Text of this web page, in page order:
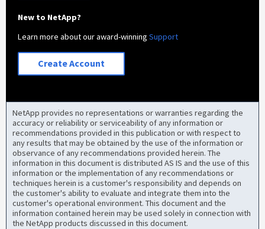
New to NetApp?
Learn more about our award-winningSupport
Create Account
NetApp provides no representations or warranties regarding the
accuracy or reliability or serviceability of any information or
recommendations provided in this publication or with respect to
any results that may be obtained by the use of the information or
observance of any recommendations provided herein. The
information in this document is distributed AS IS and the use of this
information or the implementation of any recommendations or
techniques herein is a customer's responsibility and depends on
the customer's ability to evaluate and integrate them into the
customer's operational environment. This document and the
information contained herein may be used solely in connection with
the NetApp products discussed in this document.